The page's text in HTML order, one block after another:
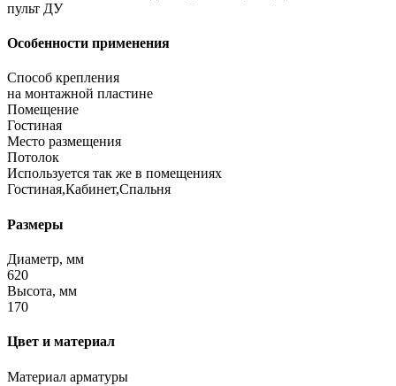
пульт ДУ
Особенности применения
Способ крепления
на монтажной пластине
Помещение
Гостиная
Место размещения
Потолок
Используется так же в помещениях
Гостиная,Кабинет,Спальня
Размеры
Диаметр, мм
620
Высота, мм
170
Цвет и материал
Материал арматуры